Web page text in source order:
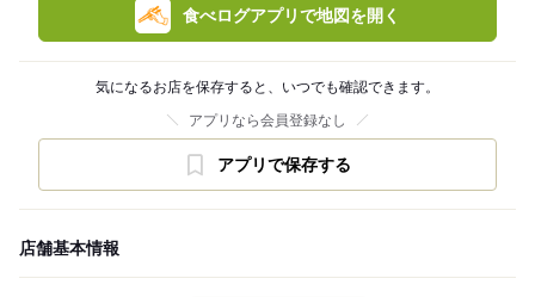
食べログアプリで地図を開く
気になるお店を保存すると、いつでも確認できます。
アプリなら会員登録なし
アプリで保存する
店舗基本情報